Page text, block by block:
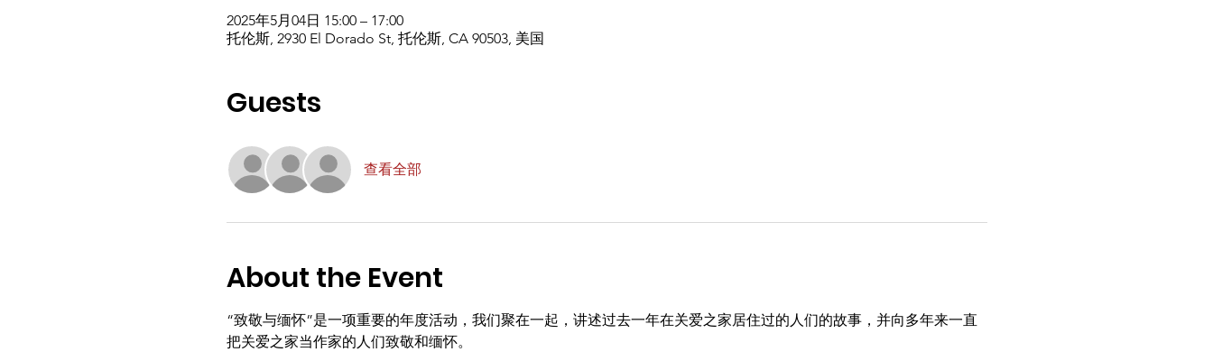
2025年5月04日 15:00 – 17:00
托伦斯, 2930 El Dorado St, 托伦斯, CA 90503, 美国
Guests
查看全部
About the Event
“致敬与缅怀”是一项重要的年度活动，我们聚在一起，讲述过去一年在关爱之家居住过的人们的故事，并向多年来一直
把关爱之家当作家的人们致敬和缅怀。